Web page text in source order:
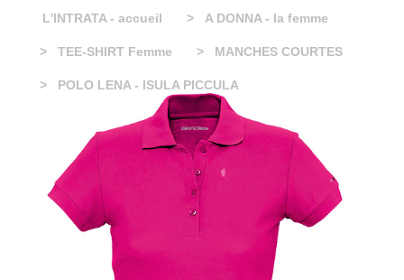
L'INTRATA - accueil A DONNA - la femme
TEE-SHIRT Femme MANCHES COURTES
POLO LENA - ISULA PICCULA